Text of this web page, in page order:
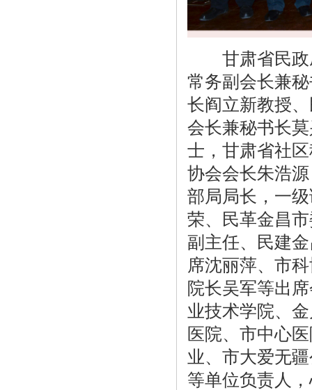
甘肃省民政
常务副会长兼
长阎立新教授
会长兼秘书长
士，甘肃省社
协会会长朱浩
部局局长，一
荣、民革金昌
副主任、民建
席沈丽萍、市
院长吴军等出
业技术学院、
医院、市中心
业、市大爱无
等单位负责人